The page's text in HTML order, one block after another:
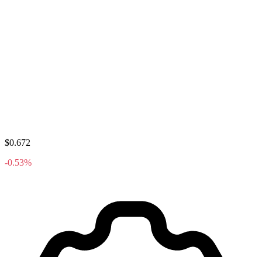
$0.672
-0.53%